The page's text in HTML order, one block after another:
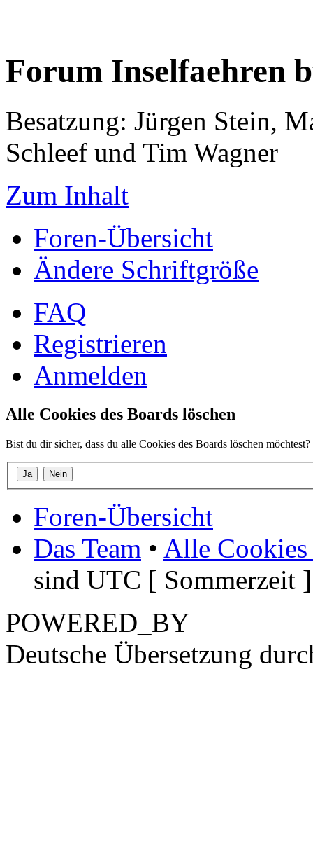
Forum Inselfaehren
Besatzung: Jürgen Stein,
Schleef und Tim Wagner
Zum Inhalt
Foren-Übersicht
Ändere Schriftgröße
FAQ
Registrieren
Anmelden
Alle Cookies des Boards löschen
Bist du dir sicher, dass du alle Cookies des Boards löschen möchtest?
Foren-Übersicht
Das Team • Alle Cookies
sind UTC [ Sommerzeit ]
POWERED_BY
Deutsche Übersetzung